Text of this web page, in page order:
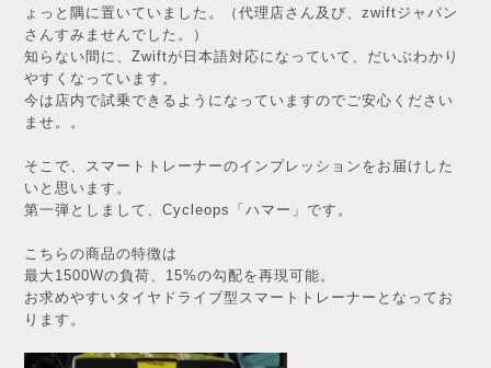
ょっと隅に置いていました。（代理店さん及び、zwiftジャパン
さんすみませんでした。）
知らない間に、Zwiftが日本語対応になっていて、だいぶわかり
やすくなっています。
今は店内で試乗できるようになっていますのでご安心ください
ませ。。
そこで、スマートトレーナーのインプレッションをお届けした
いと思います。
第一弾としまして、Cycleops「ハマー」です。
こちらの商品の特徴は
最大1500Wの負荷、15%の勾配を再現可能。
お求めやすいタイヤドライブ型スマートトレーナーとなってお
ります。